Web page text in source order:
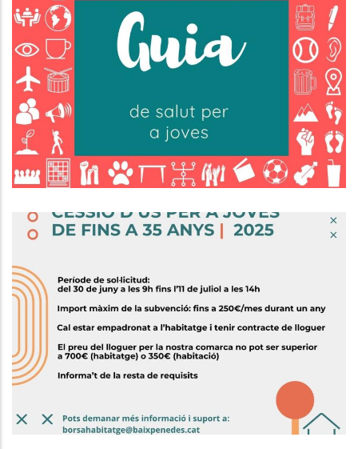
L'Oficina Jove Del Baix Penedès
Ha Actualitzat La Guia De Salut
Jove 2025.
Joventut
Lloguer O Cessió D'ús Per A
Persones Joves
Habitatge
Joventut